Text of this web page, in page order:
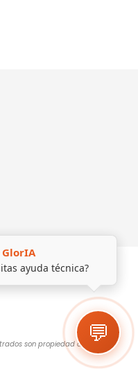
GlorIA
ayuda técnica?
💬
son propiedad de sus